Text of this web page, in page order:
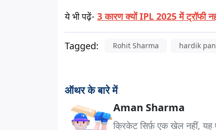
ये भी पढ़ें- 3 कारण क्यों IPL 2025 में ट्रॉफी
Tagged: Rohit Sharma hardik
ऑथर के बारे में
Aman Sharma
क्रिकेट सिर्फ़ एक खेल नहीं,